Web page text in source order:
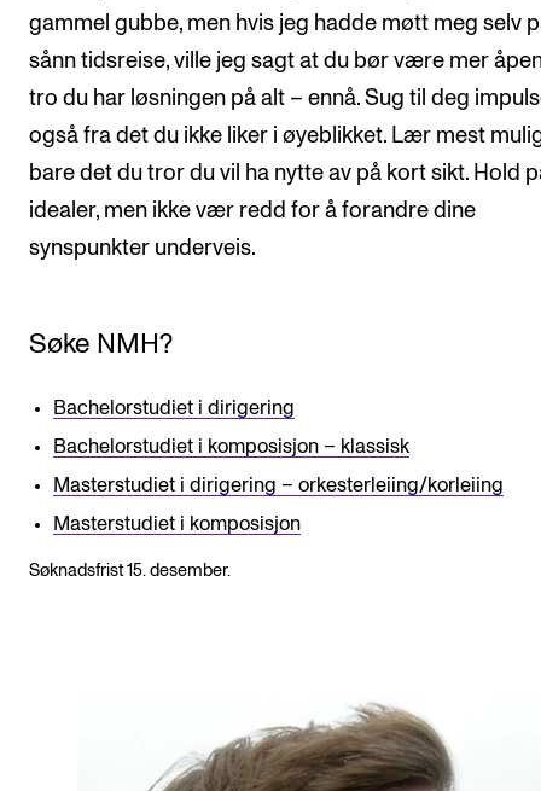
gammel gubbe, men hvis jeg hadde møtt meg selv
sånn tidsreise, ville jeg sagt at du bør være mer
tro du har løsningen på alt – ennå. Sug til deg
også fra det du ikke liker i øyeblikket. Lær mest
bare det du tror du vil ha nytte av på kort sikt. Hold
idealer, men ikke vær redd for å forandre dine
synspunkter underveis.
Søke NMH?
Bachelorstudiet i dirigering
Bachelorstudiet i komposisjon – klassisk
Masterstudiet i dirigering – orkesterleiing/korleiing
Masterstudiet i komposisjon
Søknadsfrist 15. desember.